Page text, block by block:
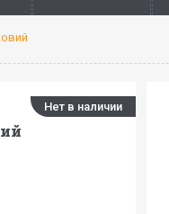
Нет в наличии